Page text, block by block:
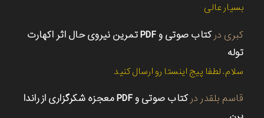
بسیار عالی
کبری در
کتاب صوتی و PDF تمرین نیروی حال اثر اکهارت
توله
سلام. لطفا پیج اینستا رو ارسال کنید
قاسم بلقدر در
کتاب صوتی و PDF معجزه شکرگزاری از راندا